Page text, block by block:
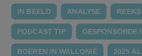
IN BEELD ANALYSE
PODCAST TIP GESPONSORDE
BOEREN IN WALLONIË 2025